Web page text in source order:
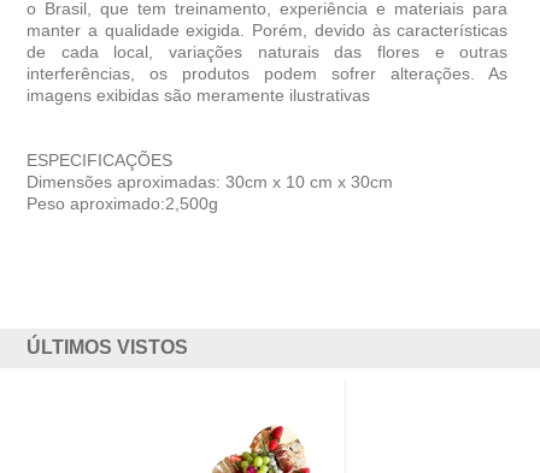
o Brasil, que tem treinamento, experiência e materiais para
manter a qualidade exigida. Porém, devido às características
de cada local, variações naturais das flores e outras
interferências, os produtos podem sofrer alterações. As
imagens exibidas são meramente ilustrativas
ESPECIFICAÇÕES
Dimensões aproximadas: 30cm x 10 cm x 30cm
Peso aproximado:2,500g
ÚLTIMOS VISTOS